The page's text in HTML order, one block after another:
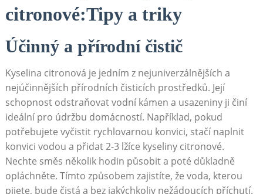
citronové:Tipy a⁢ triky
Účinný a přírodní čistič
Kyselina citronová je jedním z⁢ nejuniverzálnějších a
nejúčinnějších přírodních čisticích ⁢prostředků. Její
schopnost odstraňovat vodní kámen a usazeniny ji činí
ideální pro‍ údržbu ‌domácností. Například, pokud
potřebujete vyčistit rychlovarnou konvici, stačí naplnit
‌konvici ⁣vodou ​a přidat⁤ 2-3 lžíce kyseliny ‍citronové.
Nechte⁢ směs několik hodin působit a poté důkladně
opláchněte. Tímto způsobem zajistíte, že voda, kterou
pijete,⁢ bude čistá a bez jakýchkoliv nežádoucích‌ příchutí.